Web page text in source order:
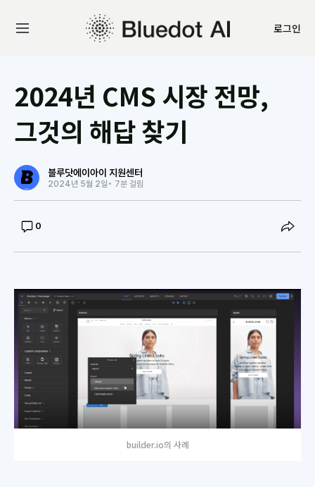
로그인
2024년 CMS 시장 전망,
그것의 해답 찾기
블루닷에이아이 지원센터
2024년 5월 2일 • 7분 걸림
0
builder.io의 사례